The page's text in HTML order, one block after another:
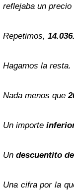
reflejaba un precio
Repetimos,
Hagamos la resta.
Nada menos que
Un importe
Un descuentito
Una cifra por la